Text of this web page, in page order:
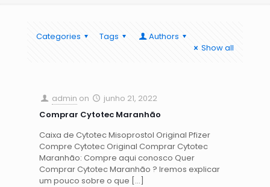
Categories Tags
Authors
Show all
admin on
junho 21, 2022
Comprar Cytotec Maranhão
Caixa de Cytotec Misoprostol Original Pfizer
Compre Cytotec Original Comprar Cytotec
Maranhão: Compre aqui conosco Quer
Comprar Cytotec Maranhão ? Iremos explicar
um pouco sobre o que […]